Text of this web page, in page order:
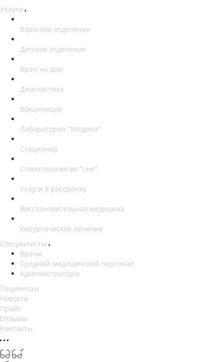
Услуги
Взрослое отделение
Детское отделение
Врач на дом
Диагностика
Вакцинация
Лаборатория "Медина"
Стационар
Стоматология во "сне".
Услуги в рассрочку
Восстановительная медицина
Хирургическое лечение
Специалисты
Врачи
Средний медицинский персонал
Администраторы
Пациентам
Новости
Прайс
Отзывы
Контакты